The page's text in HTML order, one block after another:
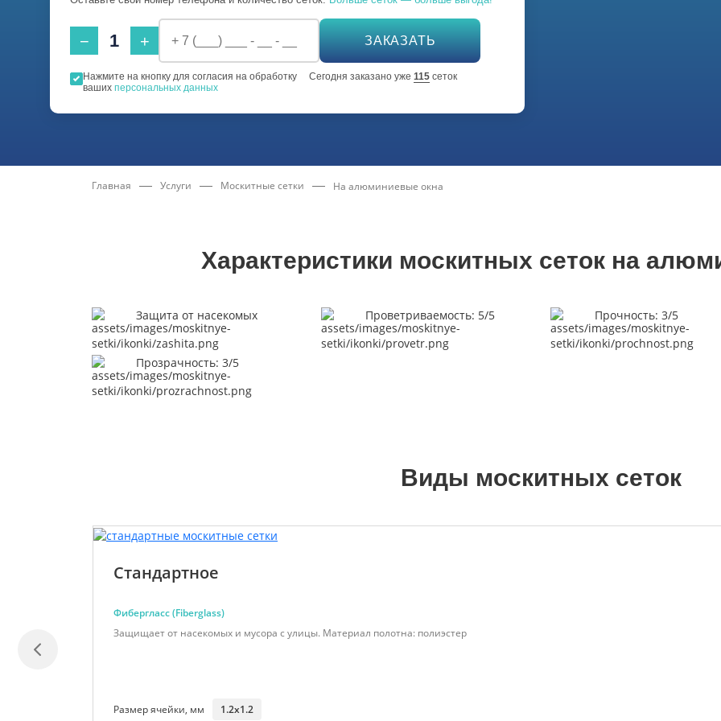
На магнитах
Дверца для кошек и собак в
дверь
На липучках
С выгулом
− 1 + ЗАКАЗАТЬ
Нажмите на кнопку для согласия на обработку
ваших персональных данных
Сегодня заказано уже 115 сеток
Главная Услуги Москитные сетки На алюминиевые окна
Характеристики москитных сеток на
Защита от насекомых Проветриваемость: 5/5 Прочность: 3/5
Прозрачность: 3/5
Виды москитных сеток
Стандартное
Фибергласс (Fiberglass)
Защищает от насекомых и мусора с улицы. Материал полотна: полиэстер
Размер ячейки, мм
1.2x1.2